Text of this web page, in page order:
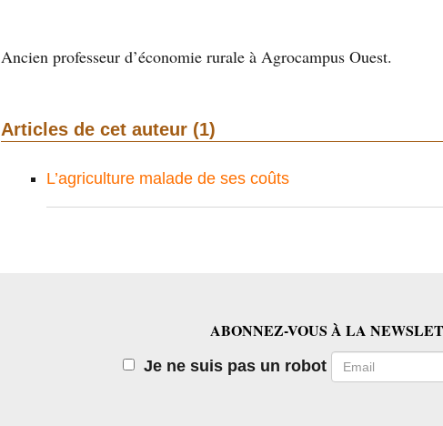
Ancien professeur d’économie rurale à Agrocampus Ouest.
Articles de cet auteur (1)
L’agriculture malade de ses coûts
ABONNEZ-VOUS À LA
Je ne suis pas un robot Email